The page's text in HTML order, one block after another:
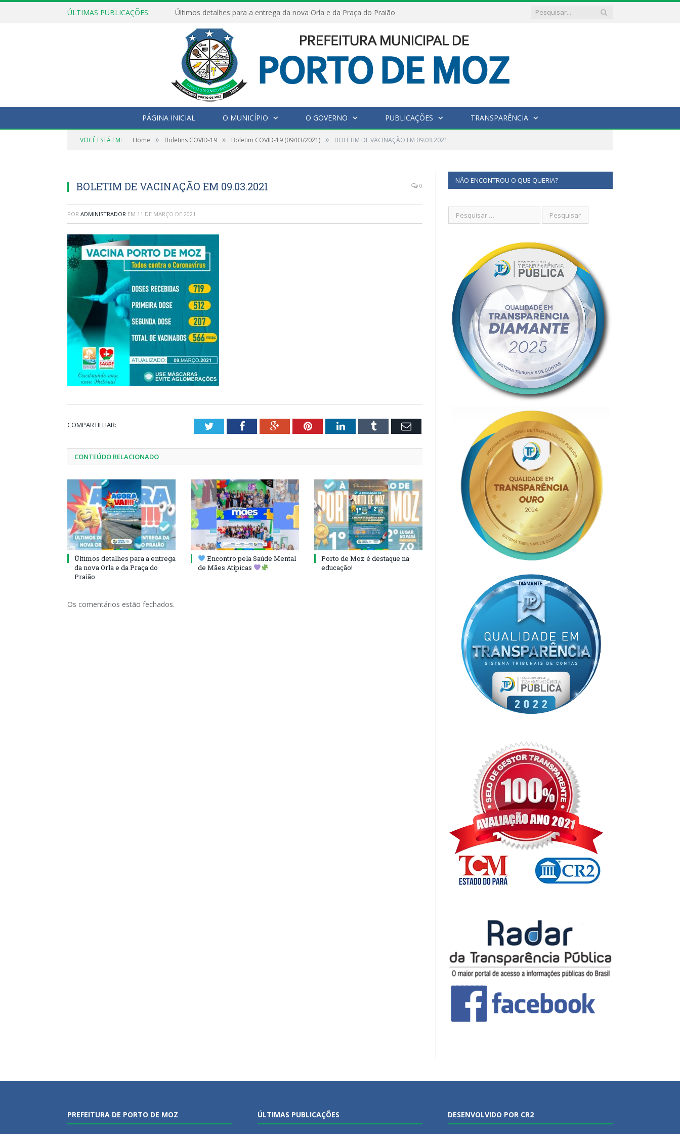
ÚLTIMAS PUBLICAÇÕES: Últimos detalhes para a entrega da nova Orla e da Praça do Praião
PÁGINA INICIAL O MUNICÍPIO O GOVERNO PUBLICAÇÕES TRANSPARÊNCIA
VOCÊ ESTÁ EM: Home » Boletins COVID-19 » Boletim COVID-19 (09/03/2021) » BOLETIM DE VACINAÇÃO EM 09.03.2021
BOLETIM DE VACINAÇÃO EM 09.03.2021 0
POR ADMINISTRADOR EM 11 DE MARÇO DE 2021
COMPARTILHAR: TwitterFacebookGoogle+PinterestLinkedInTumblr Email
CONTEÚDO RELACIONADO
Últimos detalhes para a entrega
da nova Orla e da Praça do
Praião
Encontro pela Saúde Mental
de Mães Atípicas
Porto de Moz é destaque na
educação!
Os comentários estão fechados.
NÃO ENCONTROU O QUE QUERIA?
PREFEITURA DE PORTO DE MOZ ÚLTIMAS PUBLICAÇÕES DESENVOLVIDO POR CR2